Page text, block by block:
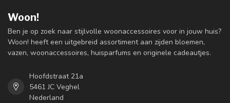
Woon!
Ben je op zoek naar stijlvolle woonaccessoires voor in jouw huis?
Woon! heeft een uitgebreid assortiment aan zijden bloemen,
vazen, woonaccessoires, huisparfums en originele cadeautjes.
Hoofdstraat 21a
5461 JC Veghel
Nederland